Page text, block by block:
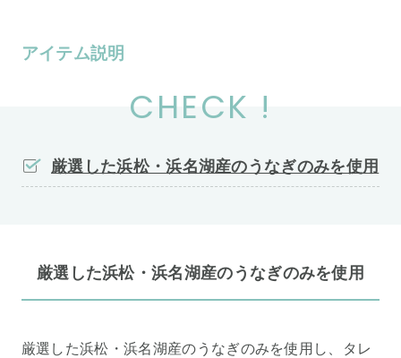
アイテム説明
CHECK !
厳選した浜松・浜名湖産のうなぎのみを使用
厳選した浜松・浜名湖産のうなぎのみを使用
厳選した浜松・浜名湖産のうなぎのみを使用し、タレ